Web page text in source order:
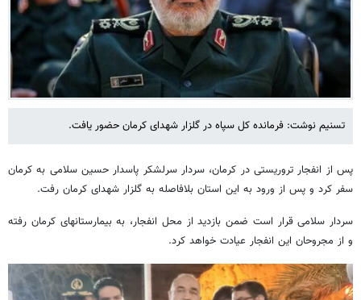
تسنیم نوشت: فرمانده کل سپاه در گلزار شهدای کرمان حضور یافت.
پس از انفجار تروریستی در کرمان، سردار سرلشکر پاسدار حسین سلامی به کرمان
سفر کرد و پس از ورود به این استان بلافاصله به ‌گلزار شهدای کرمان رفت.
سردار سلامی قرار است ضمن بازدید از محل انفجار، به بیمارستانهای کرمان رفته
و از مجروحان این انفجار عیادت خواهد کرد.